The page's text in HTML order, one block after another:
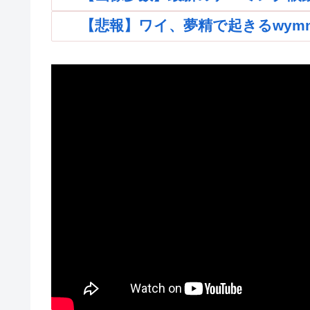
【悲報】ワイ、夢精で起きる